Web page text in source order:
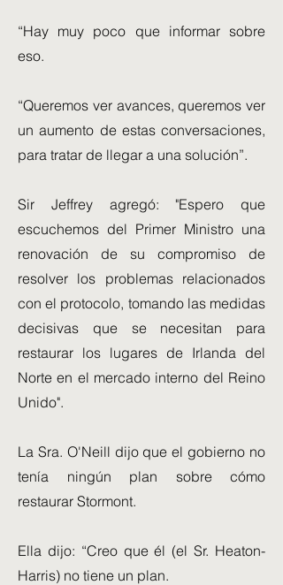
“Hay muy poco que informar sobre
eso.
“Queremos ver avances, queremos ver
un aumento de estas conversaciones,
para tratar de llegar a una solución”.
Sir Jeffrey agregó: "Espero que
escuchemos del Primer Ministro una
renovación de su compromiso de
resolver los problemas relacionados
con el protocolo, tomando las medidas
decisivas que se necesitan para
restaurar los lugares de Irlanda del
Norte en el mercado interno del Reino
Unido".
La Sra. O'Neill dijo que el gobierno no
tenía ningún plan sobre cómo
restaurar Stormont.
Ella dijo: “Creo que él (el Sr. Heaton-
Harris) no tiene un plan.